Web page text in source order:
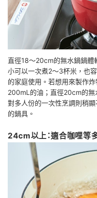
直徑18～20cm的無水鍋鍋體
小可以一次煮2～3杯米，也
的家庭使用。若想用來製作
200mL的油；直徑20cm的
對多人份的一次性烹調則稍
的鍋具。
24cm以上：適合咖哩等